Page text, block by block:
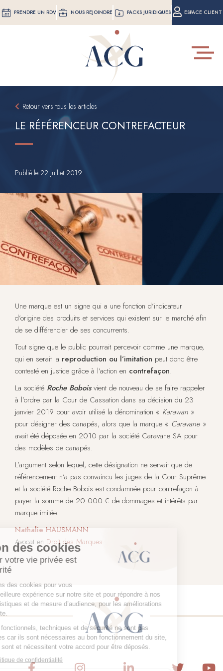
Aller
au
PRENDRE UN RDV NOUS REJOINDRE PACKS JURIDIQUES ESPACE CLIENT
Toggle
Retour vers tous les articles
LE RÉFÉRENCEUR CONTREFACTEUR
Publié le 22 juillet 2019
Une marque est un signe qui a une fonction d’indicateur
d’origine des produits et services qui existent sur le marché afin
de se différencier de ses concurrents.
Tout signe que le public pourrait percevoir comme une marque,
qui en serait la reproduction ou l’imitation peut donc être
contesté en justice grâce à l’action en contrefaçon.
La société Roche Boboisvient de nouveau de se faire rappeler
à l’ordre par la Cour de Cassation dans sa décision du 23
janvier 2019 pour avoir utilisé la dénomination « Karawan »
pour désigner des canapés, alors que la marque « Caravane »
avait été déposée en 2010 par la société Caravane SA pour
des modèles de canapés.
L’argument selon lequel, cette désignation ne servait que de
référencement n’a pas convaincu les juges de la Cour Suprême
et la société Roche Bobois est condamnée pour contrefaçon à
payer la somme de 20 000 € de dommages et intérêts par
marque imitée.
Nathalie HAUSMANN
Avocat en Droit des Marques